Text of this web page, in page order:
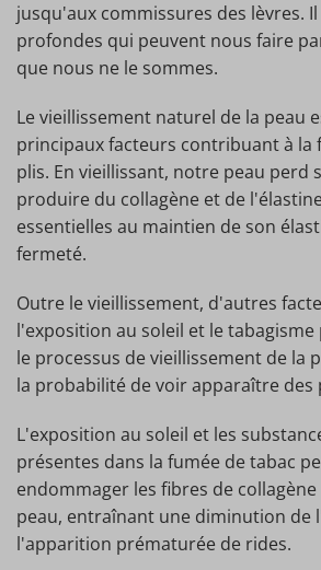
jusqu'aux commissures des lèvres.
profondes qui peuvent nous faire
que nous ne le sommes.
Le vieillissement naturel de la peau
principaux facteurs contribuant à la
plis. En vieillissant, notre peau perd
produire du collagène et de
essentielles au maintien de son
fermeté.
Outre le vieillissement, d'autres
l'exposition au soleil et le
le processus de vieillissement de la
la probabilité de voir apparaître des
L'exposition au soleil et les
présentes dans la fumée de tabac
endommager les fibres de
peau, entraînant une diminution de
l'apparition prématurée de rides.